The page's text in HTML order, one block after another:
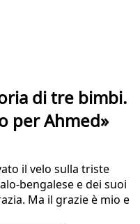
di tre bimbi.
per Ahmed»
il velo sulla triste
bengalese e dei suoi
Ma il grazie è mio e